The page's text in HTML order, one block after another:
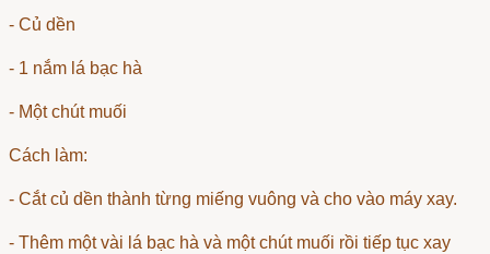
- Củ dền
- 1 nắm lá bạc hà
- Một chút muối
Cách làm:
- Cắt củ dền thành từng miếng vuông và cho vào máy xay.
- Thêm một vài lá bạc hà và một chút muối rồi tiếp tục xay